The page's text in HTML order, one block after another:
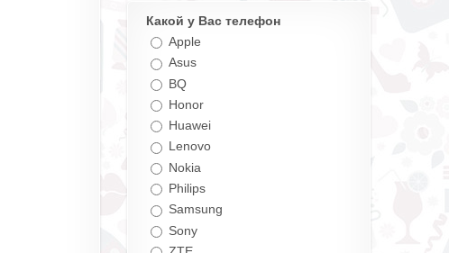
Какой у Вас телефон
Apple
Asus
BQ
Honor
Huawei
Lenovo
Nokia
Philips
Samsung
Sony